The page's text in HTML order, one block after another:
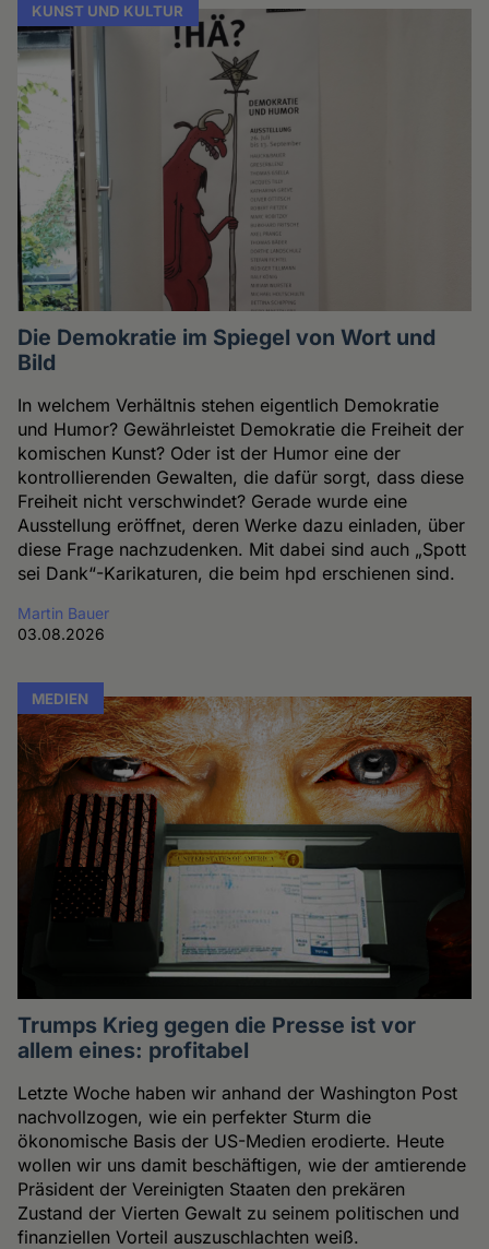
KUNST UND KULTUR
Die Demokratie im Spiegel von Wort und
Bild
In welchem Verhältnis stehen eigentlich Demokratie
und Humor? Gewährleistet Demokratie die Freiheit der
komischen Kunst? Oder ist der Humor eine der
kontrollierenden Gewalten, die dafür sorgt, dass diese
Freiheit nicht verschwindet? Gerade wurde eine
Ausstellung eröffnet, deren Werke dazu einladen, über
diese Frage nachzudenken. Mit dabei sind auch „Spott
sei Dank“-Karikaturen, die beim hpd erschienen sind.
Martin Bauer
03.08.2026
MEDIEN
Trumps Krieg gegen die Presse ist vor
allem eines: profitabel
Letzte Woche haben wir anhand der Washington Post
nachvollzogen, wie ein perfekter Sturm die
ökonomische Basis der US-Medien erodierte. Heute
wollen wir uns damit beschäftigen, wie der amtierende
Präsident der Vereinigten Staaten den prekären
Zustand der Vierten Gewalt zu seinem politischen und
finanziellen Vorteil auszuschlachten weiß.